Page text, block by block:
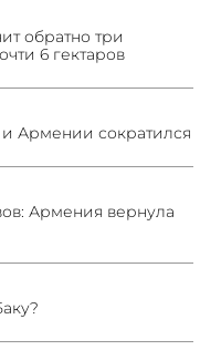
обратно три
6 гектаров
Армении сократился
Армения вернула